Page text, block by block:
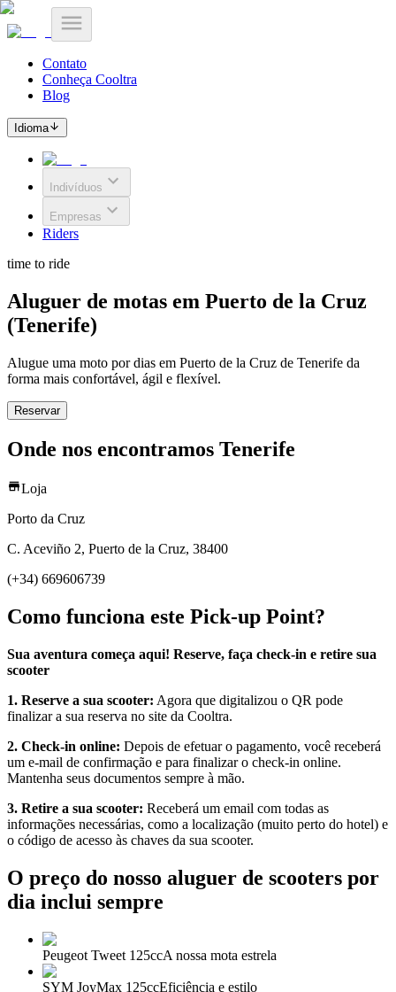
Contato
Conheça Cooltra
Blog
Idioma
Indivíduos
Empresas
Riders
time to ride
Aluguer de motas em Puerto de la Cruz
(Tenerife)
Alugue uma moto por dias em Puerto de la Cruz de Tenerife da
forma mais confortável, ágil e flexível.
Reservar
Onde nos encontramos Tenerife
Loja
Porto da Cruz
C. Aceviño 2, Puerto de la Cruz, 38400
(+34) 669606739
Como funciona este Pick-up Point?
Sua aventura começa aqui! Reserve, faça check-in e retire sua
scooter
1. Reserve a sua scooter: Agora que digitalizou o QR pode
finalizar a sua reserva no site da Cooltra.
2. Check-in online: Depois de efetuar o pagamento, você receberá
um e-mail de confirmação e para finalizar o check-in online.
Mantenha seus documentos sempre à mão.
3. Retire a sua scooter: Receberá um email com todas as
informações necessárias, como a localização (muito perto do hotel) e
o código de acesso às chaves da sua scooter.
O preço do nosso aluguer de scooters por
dia inclui sempre
Peugeot Tweet 125ccA nossa mota estrela
SYM JoyMax 125ccEficiência e estilo